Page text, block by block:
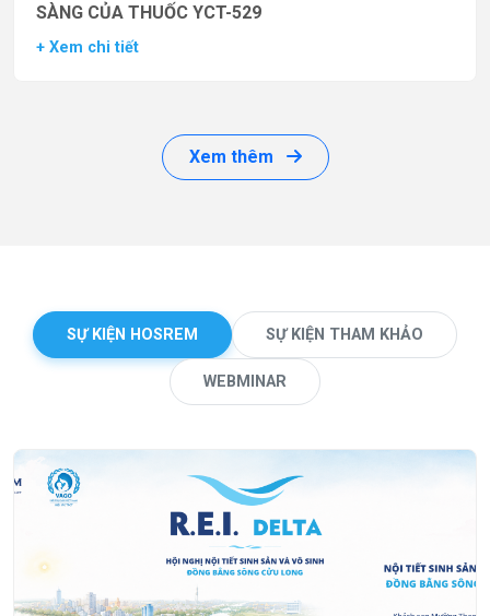
SÀNG CỦA THUỐC YCT-529
+ Xem chi tiết
Xem thêm
SỰ KIỆN HOSREM SỰ KIỆN THAM KHẢO
WEBMINAR